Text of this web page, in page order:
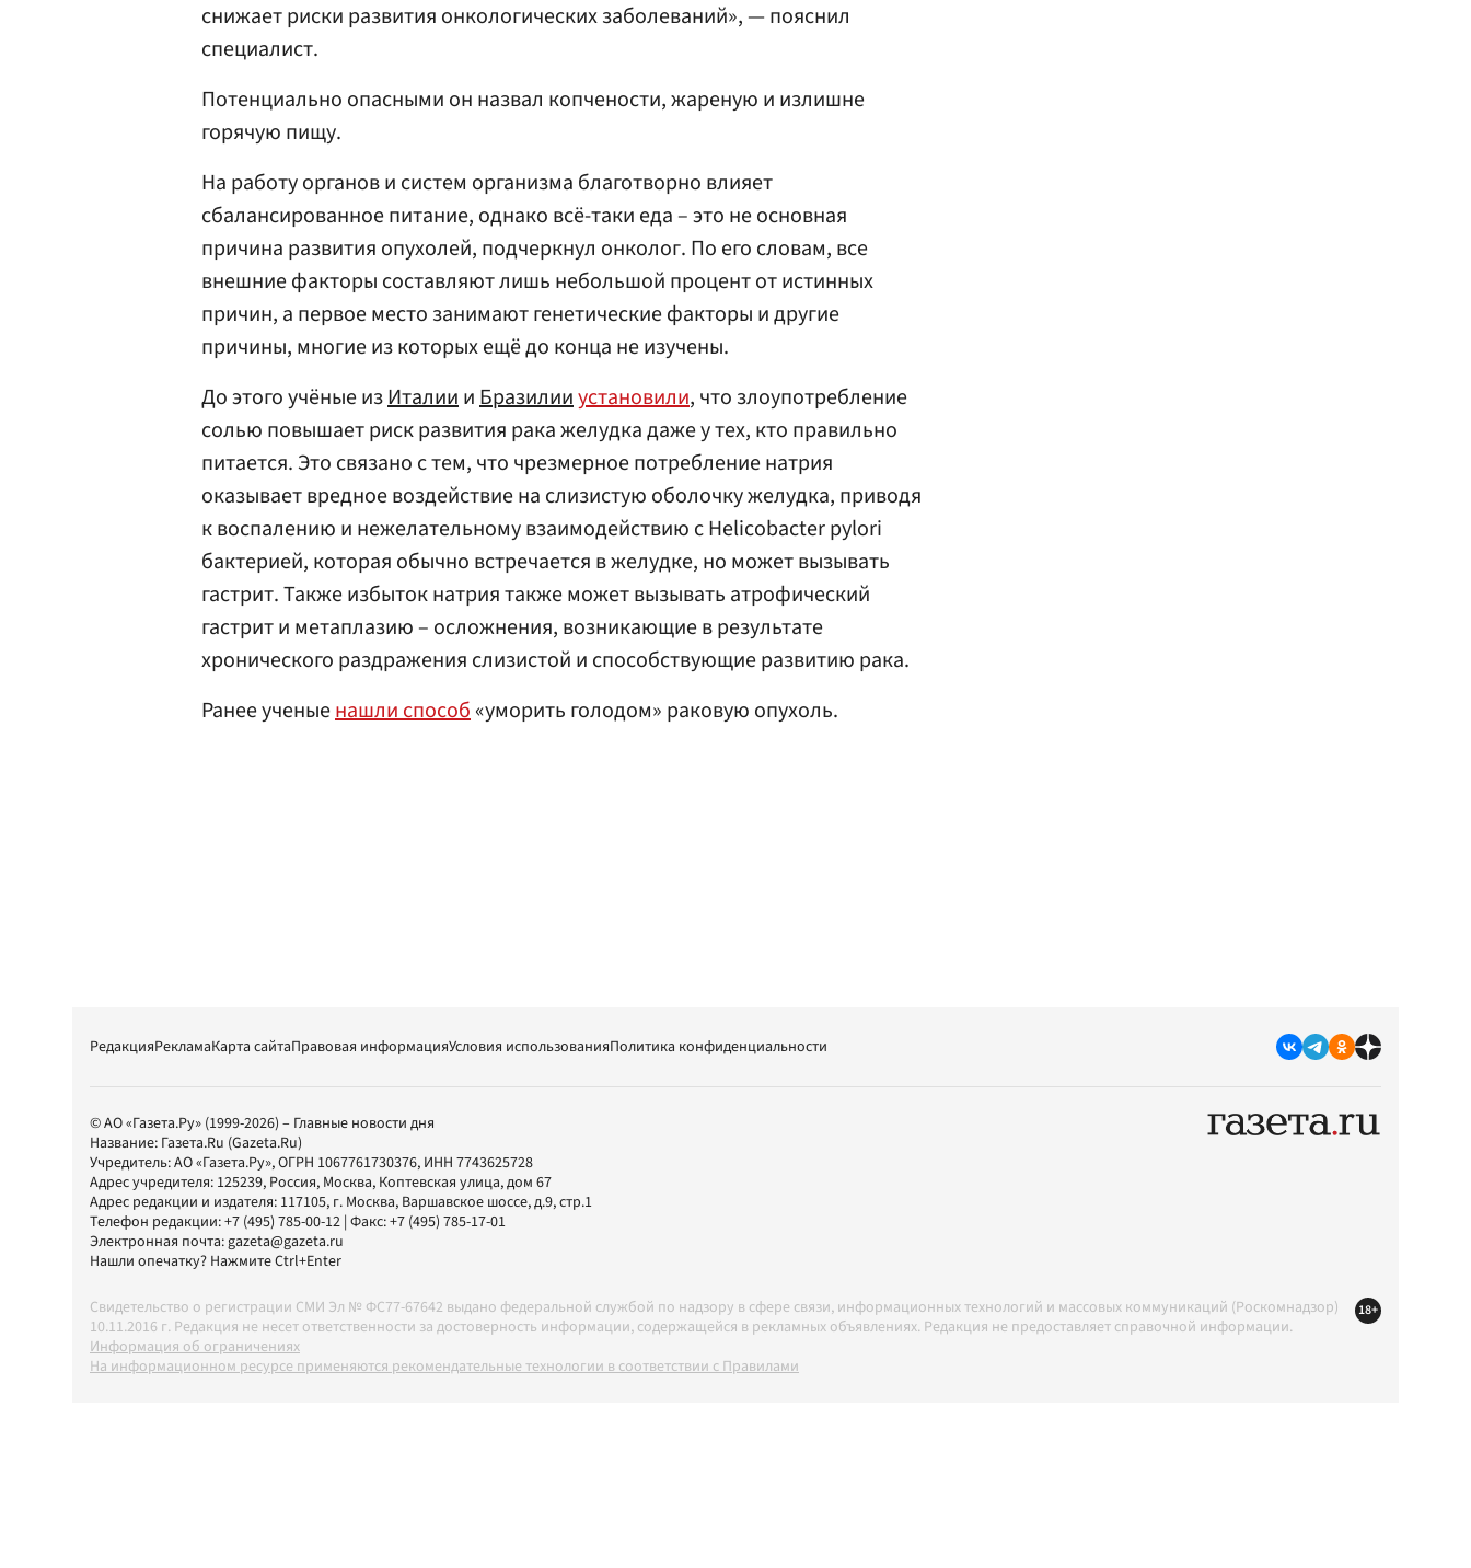
снижает риски развития онкологических заболеваний», — пояснил
специалист.
Потенциально опасными он назвал копчености, жареную и излишне
горячую пищу.
На работу органов и систем организма благотворно влияет
сбалансированное питание, однако всё-таки еда – это не основная
причина развития опухолей, подчеркнул онколог. По его словам, все
внешние факторы составляют лишь небольшой процент от истинных
причин, а первое место занимают генетические факторы и другие
причины, многие из которых ещё до конца не изучены.
До этого учёные изИталиииБразилииустановили, что злоупотребление
солью повышает риск развития рака желудка даже у тех, кто правильно
питается. Это связано с тем, что чрезмерное потребление натрия
оказывает вредное воздействие на слизистую оболочку желудка, приводя
к воспалению и нежелательному взаимодействию с Helicobacter pylori
бактерией, которая обычно встречается в желудке, но может вызывать
гастрит. Также избыток натрия также может вызывать атрофический
гастрит и метаплазию – осложнения, возникающие в результате
хронического раздражения слизистой и способствующие развитию рака.
Ранее ученыенашли способ«уморить голодом» раковую опухоль.
РедакцияРекламаКарта сайтаПравовая информацияУсловия использованияПолитика конфиденциальности
© АО «Газета.Ру» (1999-2026) – Главные новости дня
Название: Газета.Ru (Gazeta.Ru)
Учредитель:АО «Газета.Ру», ОГРН 1067761730376, ИНН 7743625728
Адрес учредителя: 125239, Россия, Москва, Коптевская улица, дом 67
Адрес редакции и издателя: 117105, г. Москва, Варшавское шоссе, д.9, стр.1
Телефон редакции:+7 (495) 785-00-12 | Факс:+7 (495) 785-17-01
Электронная почта:gazeta@gazeta.ru
Нашли опечатку? Нажмите Ctrl+Enter
Свидетельство о регистрации СМИ Эл № ФС77-67642 выдано федеральной службой по надзору в сфере связи, информационных технологий и массовых коммуникаций (Роскомнадзор)
10.11.2016 г. Редакция не несет ответственности за достоверность информации, содержащейся в рекламных объявлениях. Редакция не предоставляет справочной информации.
Информация об ограничениях
На информационном ресурсе применяются рекомендательные технологии в соответствии с Правилами
18+